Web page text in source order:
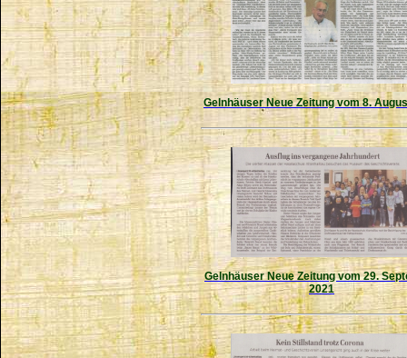
Gelnhäuser Neue Zeitung vom 8.
Gelnhäuser Neue Zeitung vom 29.
2021